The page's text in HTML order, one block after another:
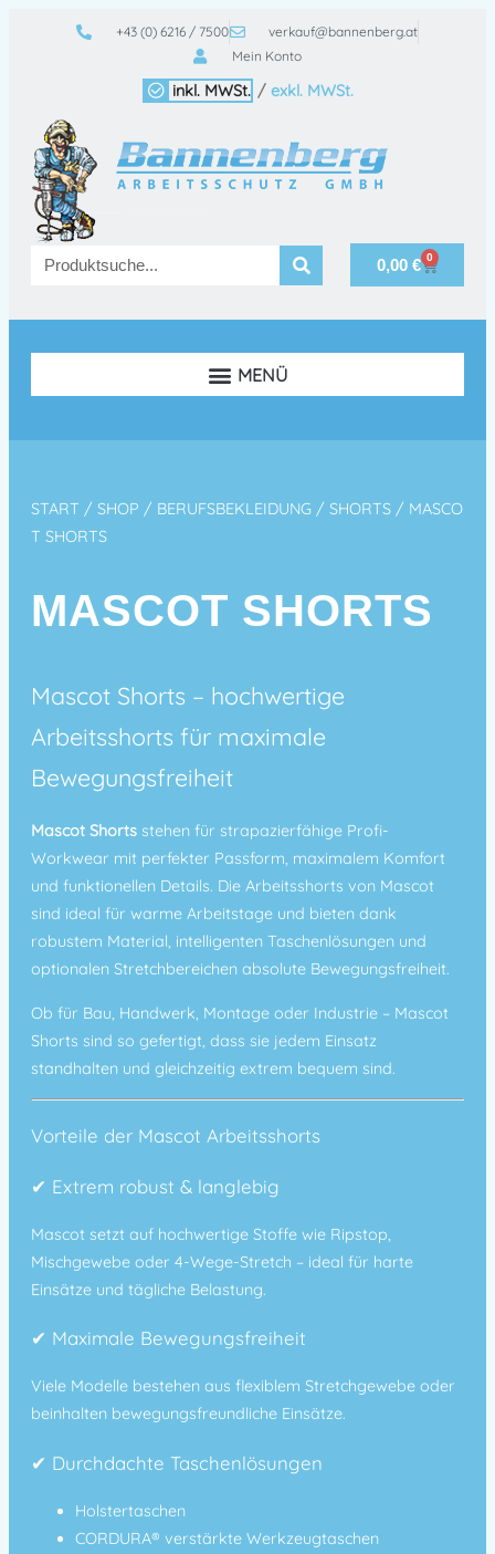
+43 (0) 6216 / 7500
verkauf@bannenberg.at
Mein Konto
inkl. MWSt. / exkl. MWSt.
0,00 € 0
START / SHOP / BERUFSBEKLEIDUNG / SHORTS / MASCO
T SHORTS
MASCOT SHORTS
Mascot Shorts – hochwertige
Arbeitsshorts für maximale
Bewegungsfreiheit
Mascot Shorts stehen für strapazierfähige Profi-
Workwear mit perfekter Passform, maximalem Komfort
und funktionellen Details. Die Arbeitsshorts von Mascot
sind ideal für warme Arbeitstage und bieten dank
robustem Material, intelligenten Taschenlösungen und
optionalen Stretchbereichen absolute Bewegungsfreiheit.
Ob für Bau, Handwerk, Montage oder Industrie – Mascot
Shorts sind so gefertigt, dass sie jedem Einsatz
standhalten und gleichzeitig extrem bequem sind.
Vorteile der Mascot Arbeitsshorts
✔ Extrem robust & langlebig
Mascot setzt auf hochwertige Stoffe wie Ripstop,
Mischgewebe oder 4-Wege-Stretch – ideal für harte
Einsätze und tägliche Belastung.
✔ Maximale Bewegungsfreiheit
Viele Modelle bestehen aus flexiblem Stretchgewebe oder
beinhalten bewegungsfreundliche Einsätze.
✔ Durchdachte Taschenlösungen
Holstertaschen
CORDURA® verstärkte Werkzeugtaschen